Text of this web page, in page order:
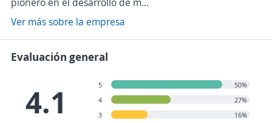
Ver más sobre la empresa
Evaluación general
4.1 5
50%
4
27%
3
16%